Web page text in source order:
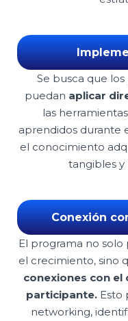
Se busca que
puedan aplicar
las
aprendidos durante
el conocimiento
tangibles y
Conexión
El programa no
el crecimiento, sino
conexiones con
participante.Esto
networking,